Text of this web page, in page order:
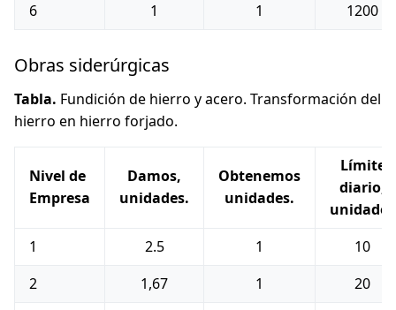
6
1 1 1200
Obras siderúrgicas
Tabla. Fundición de hierro y acero. Transformación del
hierro en hierro forjado.
Nivel de
Empresa
Damos,
unidades.
Obtenemos
unidades.
Límite
diario,
unidades
1
2.5 1
10
2
1,67 1
20